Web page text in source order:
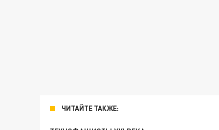
ЧИТАЙТЕ ТАКЖЕ: